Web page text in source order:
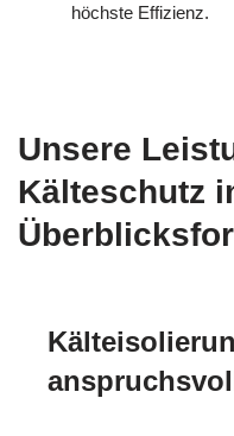
höchste Effizienz.
Unsere
Kälteschutz